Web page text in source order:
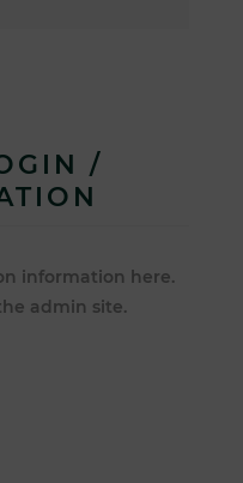
/
information here.
admin site.